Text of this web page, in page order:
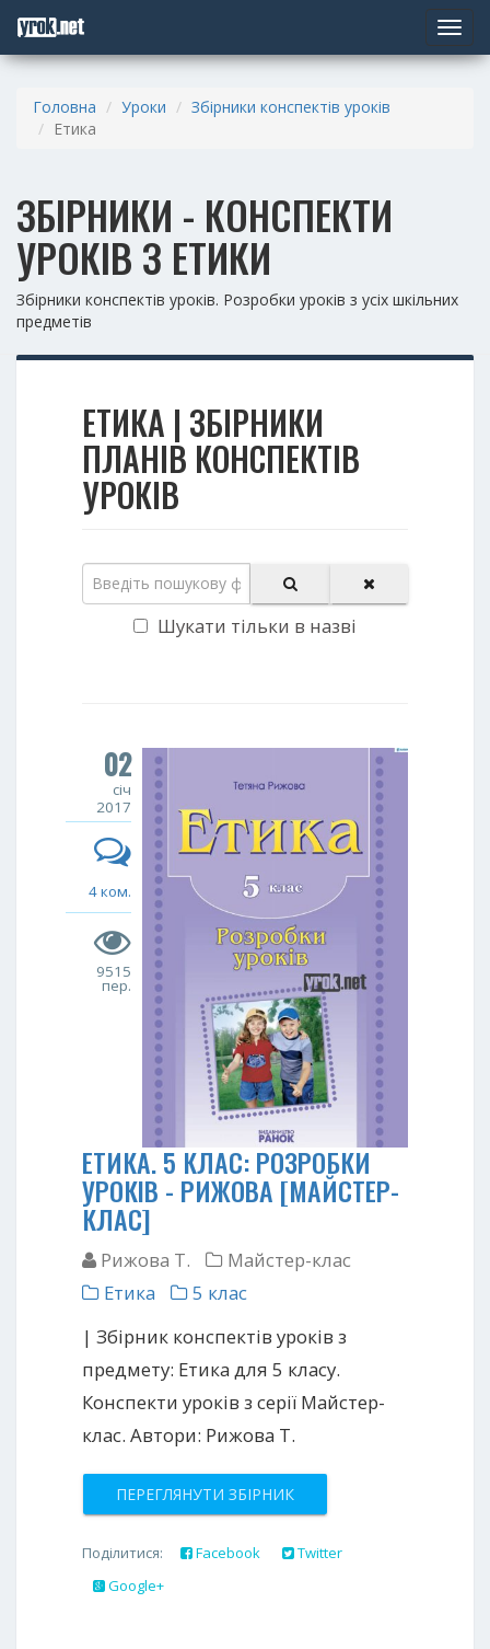
Toggle
Головна Уроки
Збірники конспектів уроків
Етика
ЗБІРНИКИ - КОНСПЕКТИ
УРОКІВ З ЕТИКИ
Збірники конспектів уроків. Розробки уроків з усіх шкільних
предметів
ЕТИКА | ЗБІРНИКИ
ПЛАНІВ КОНСПЕКТІВ
УРОКІВ
Шукати тільки в назві
02
січ
2017
4 ком.
9515
пер.
ЕТИКА. 5 КЛАС: РОЗРОБКИ
УРОКІВ - РИЖОВА [МАЙСТЕР-
КЛАС]
Рижова Т.
Майстер-клас
Етика
5 клас
| Збірник конспектів уроків з
предмету: Етика для 5 класу.
Конспекти уроків з серії Майстер-
клас. Автори: Рижова Т.
ПЕРЕГЛЯНУТИ ЗБІРНИК
Поділитися: Facebook
Twitter
Google+